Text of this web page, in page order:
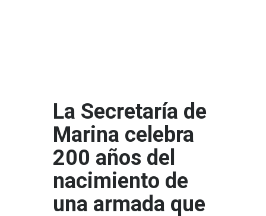
La Secretaría de
Marina celebra
200 años del
nacimiento de
una armada que